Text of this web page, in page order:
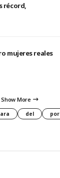
récord,
mujeres reales
Show More
del por